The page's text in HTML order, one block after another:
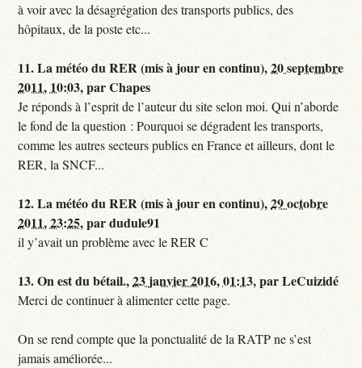
à voir avec la désagrégation des transports publics, des
hôpitaux, de la poste etc...
11.La météo du RER (mis à jour en continu),20 septembre
2011, 10:03,parChapes
Je réponds à l’esprit de l’auteur du site selon moi. Qui n’aborde
le fond de la question : Pourquoi se dégradent les transports,
comme les autres secteurs publics en France et ailleurs, dont le
RER, la SNCF...
12.La météo du RER (mis à jour en continu),29 octobre
2011, 23:25,pardudule91
il y’avait un problème avec le RER C
13.On est du bétail.,23 janvier 2016, 01:13,parLeCuizidé
Merci de continuer à alimenter cette page.
On se rend compte que la ponctualité de la RATP ne s’est
jamais améliorée...